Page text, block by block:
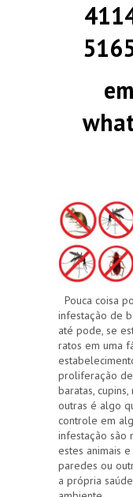
Pouca coisa
infestação de
até pode, se
ratos em uma
proliferação de
baratas,
outras é algo
controle em
infestação são
estes animais
paredes ou
a própria